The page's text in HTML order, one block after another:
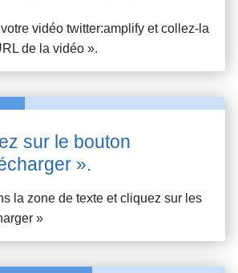
vidéo twitter:amplify et collez-la
de la vidéo ».
sur le bouton
».
la zone de texte et cliquez sur les
»